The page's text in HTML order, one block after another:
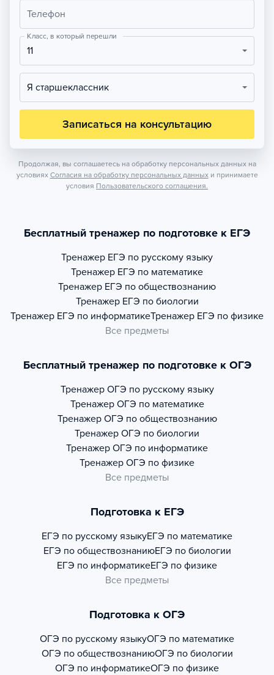
Телефон
Класс, в который перешли
11
Я старшеклассник
Записаться на консультацию
Продолжая, вы соглашаетесь на обработку персональных данных на
условиях Согласия на обработку персональных данных и принимаете
условия Пользовательского соглашения.
Бесплатный тренажер по подготовке к ЕГЭ
Тренажер ЕГЭ по русскому языку
Тренажер ЕГЭ по математике
Тренажер ЕГЭ по обществознанию
Тренажер ЕГЭ по биологии
Тренажер ЕГЭ по информатикеТренажер ЕГЭ по физике
Все предметы
Бесплатный тренажер по подготовке к ОГЭ
Тренажер ОГЭ по русскому языку
Тренажер ОГЭ по математике
Тренажер ОГЭ по обществознанию
Тренажер ОГЭ по биологии
Тренажер ОГЭ по информатике
Тренажер ОГЭ по физике
Все предметы
Подготовка к ЕГЭ
ЕГЭ по русскому языкуЕГЭ по математике
ЕГЭ по обществознаниюЕГЭ по биологии
ЕГЭ по информатикеЕГЭ по физике
Все предметы
Подготовка к ОГЭ
ОГЭ по русскому языкуОГЭ по математике
ОГЭ по обществознаниюОГЭ по биологии
ОГЭ по информатикеОГЭ по физике